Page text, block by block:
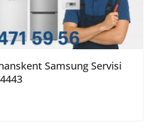
Samsung Servisi